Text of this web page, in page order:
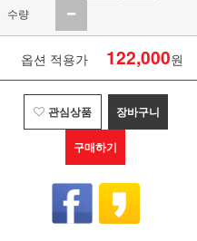
수량
옵션 적용가 122,000원
관심상품 장바구니
구매하기